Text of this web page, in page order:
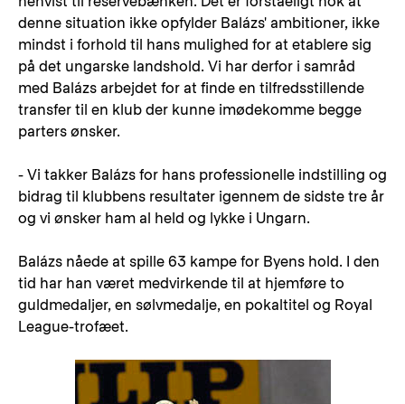
denne situation ikke opfylder Balázs' ambitioner, ikke
mindst i forhold til hans mulighed for at etablere sig
på det ungarske landshold. Vi har derfor i samråd
med Balázs arbejdet for at finde en tilfredsstillende
transfer til en klub der kunne imødekomme begge
parters ønsker.
- Vi takker Balázs for hans professionelle indstilling og
bidrag til klubbens resultater igennem de sidste tre år
og vi ønsker ham al held og lykke i Ungarn.
Balázs nåede at spille 63 kampe for Byens hold. I den
tid har han været medvirkende til at hjemføre to
guldmedaljer, en sølvmedalje, en pokaltitel og Royal
League-trofæet.